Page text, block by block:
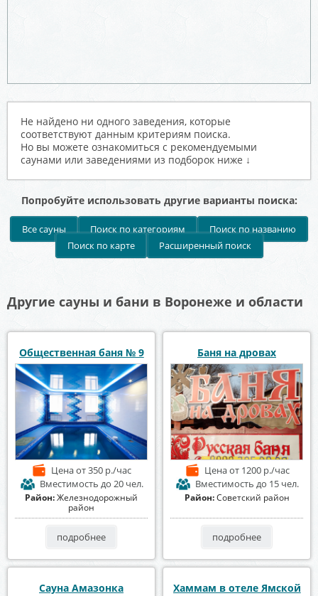
Не найдено ни одного заведения, которые
соответствуют данным критериям поиска.
Но вы можете ознакомиться с рекомендуемыми
саунами или заведениями из подборок ниже ↓
Попробуйте использовать другие варианты поиска:
Все сауны Поиск по категориям
Поиск по названию
Поиск по карте
Расширенный поиск
Другие сауны и бани в Воронеже и области
Общественная баня № 9
Ценаот 350 р./час
Вместимость до 20 чел.
Район:Железнодорожный
район
подробнее
Баня на дровах
Ценаот 1200 р./час
Вместимость до 15 чел.
Район:Советский район
подробнее
Сауна Амазонка Хаммам в отеле Ямской